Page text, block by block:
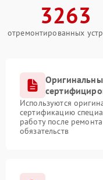
3263
отремонтированных
Используются
сертификацию
работу после
обязательств